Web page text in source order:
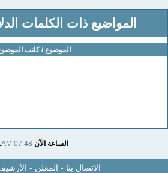
المواضيع ذات الكلمات
الموضوع / كاتب الموضوع
الساعة الآن07:48 AM
.
الاتصال بنا-المعلن-الأرشيف